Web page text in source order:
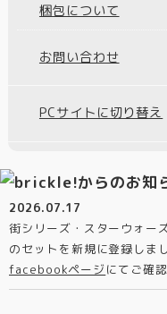
梱包について
お問い合わせ
PCサイトに切り替え
2026.07.17
街シリーズ・スターウォー
のセットを新規に登録しま
facebookページ にてご確